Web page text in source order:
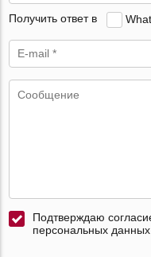
Получить ответ в
Подтверждаю
персональных данных